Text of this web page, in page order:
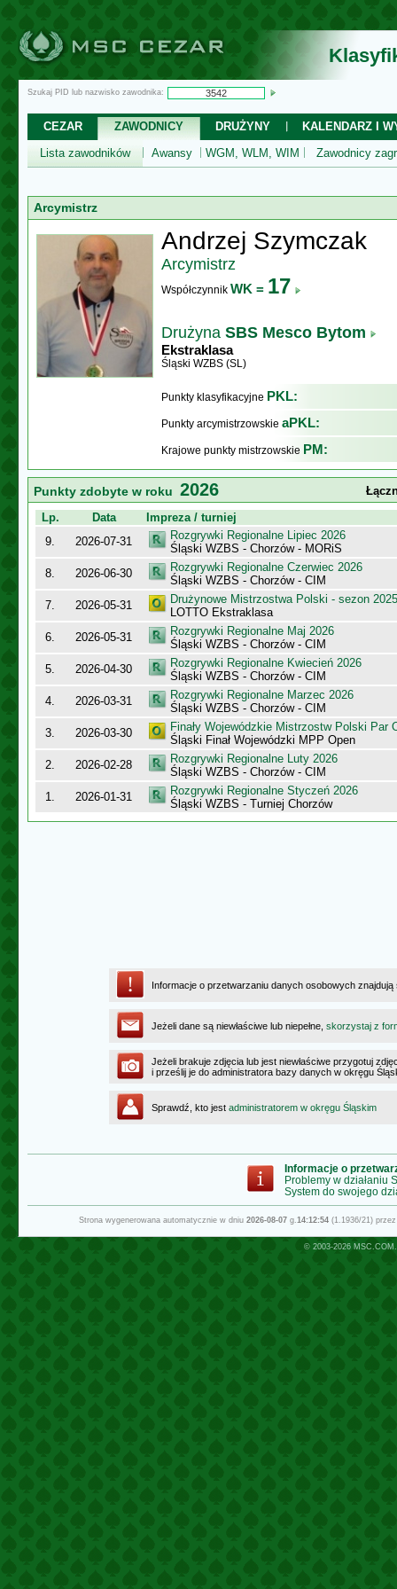
Szukaj PID lub nazwisko zawodnika:
CEZAR ZAWODNICY DRUŻYNY
KALENDARZ I
Lista zawodników
Awansy WGM, WLM, WIM Zawodnicy
Arcymistrz
Andrzej Szymczak
Arcymistrz
Współczynnik WK = 17
Drużyna SBS Mesco Bytom
Ekstraklasa
Śląski WZBS (SL)
Punkty klasyfikacyjne PKL:
Punkty arcymistrzowskie aPKL:
Krajowe punkty mistrzowskie PM:
Punkty zdobyte w roku 2026
Lp.
Data
Impreza / turniej
9.
2026-07-31
Rozgrywki Regionalne Lipiec 2026
Śląski WZBS - Chorzów - MORiS
8.
2026-06-30
Rozgrywki Regionalne Czerwiec 2026
Śląski WZBS - Chorzów - CIM
7.
2026-05-31
Drużynowe Mistrzostwa Polski - sezon
LOTTO Ekstraklasa
6.
2026-05-31
Rozgrywki Regionalne Maj 2026
Śląski WZBS - Chorzów - CIM
5.
2026-04-30
Rozgrywki Regionalne Kwiecień 2026
Śląski WZBS - Chorzów - CIM
4.
2026-03-31
Rozgrywki Regionalne Marzec 2026
Śląski WZBS - Chorzów - CIM
3.
2026-03-30
Finały Wojewódzkie Mistrzostw Polski Par
Śląski Finał Wojewódzki MPP Open
2.
2026-02-28
Rozgrywki Regionalne Luty 2026
Śląski WZBS - Chorzów - CIM
1.
2026-01-31
Rozgrywki Regionalne Styczeń 2026
Śląski WZBS - Turniej Chorzów
Informacje o przetwarzaniu danych osobowych
Jeżeli dane są niewłaściwe lub niepełne, skorzystaj z
Jeżeli brakuje zdjęcia lub jest niewłaściwe przygotuj
i prześlij je do administratora bazy danych w okręgu
Sprawdź, kto jest administratorem w okręgu Śląskim
Informacje o
Problemy w działaniu
System do swojego
Strona wygenerowana automatycznie w dniu 2026-08-07g.14:12:54(1.1936/21)
© 2003-2026